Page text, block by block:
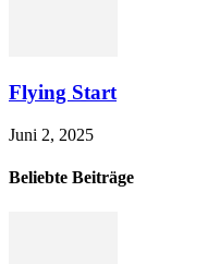
Flying Start
Juni 2, 2025
Beliebte Beiträge